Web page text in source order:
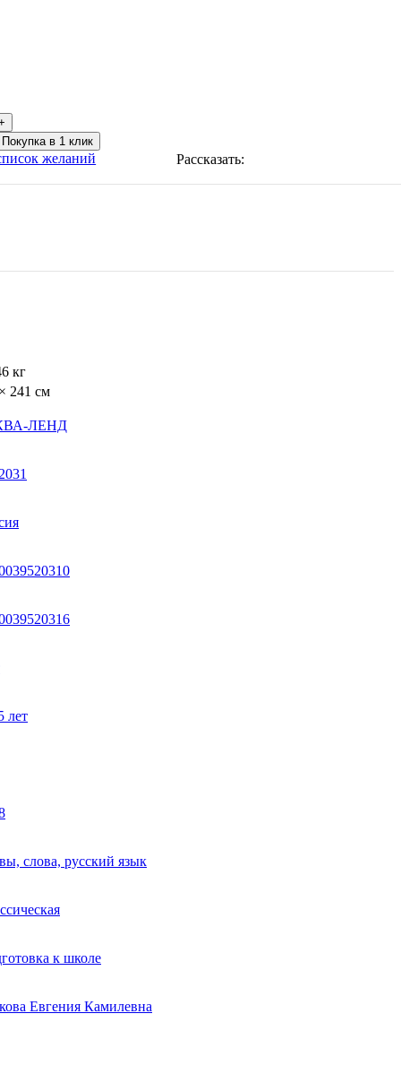
Покупка в 1 клик
желаний Рассказать:
кг
241 см
ЛЕНД
лет
слова, русский язык
к школе
Евгения Камилевна